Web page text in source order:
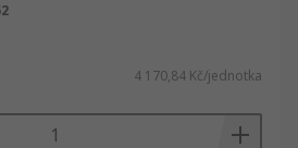
4 170,84 Kč/jednotka